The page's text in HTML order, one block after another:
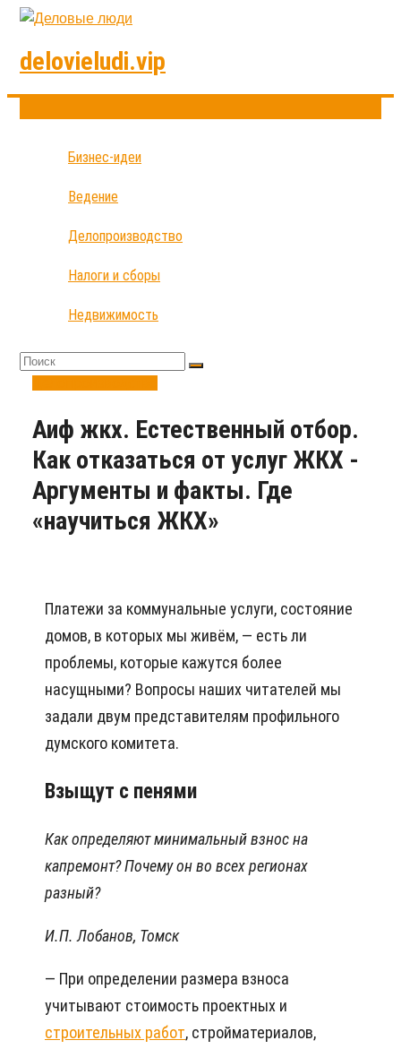
delovieludi.vip
Бизнес-идеи
Ведение
Делопроизводство
Налоги и сборы
Недвижимость
Аиф жкх. Естественный отбор.
Как отказаться от услуг ЖКХ -
Аргументы и факты. Где
«научиться ЖКХ»
Платежи за коммунальные услуги, состояние
домов, в которых мы живём, — есть ли
проблемы, которые кажутся более
насущными? Вопросы наших читателей мы
задали двум представителям профильного
думского комитета.
Взыщут с пенями
Как определяют минимальный взнос на
капремонт? Почему он во всех регионах
разный?
И.П. Лобанов, Томск
— При определении размера взноса
учитывают стоимость проектных и
строительных работ, стройматериалов,